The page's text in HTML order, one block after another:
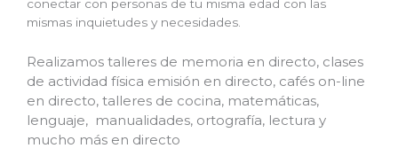
conectar con personas de tu misma edad con las
mismas inquietudes y necesidades.
Realizamos talleres de memoria en directo, clases
de actividad física emisión en directo, cafés on-line
en directo, talleres de cocina, matemáticas,
lenguaje, manualidades, ortografía, lectura y
mucho más en directo